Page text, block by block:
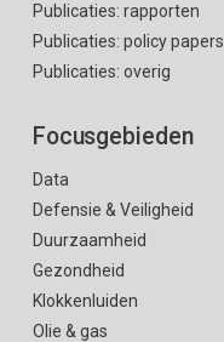
Publicaties: rapporten
Publicaties: policy papers
Publicaties: overig
Focusgebieden
Data
Defensie & Veiligheid
Duurzaamheid
Gezondheid
Klokkenluiden
Olie & gas